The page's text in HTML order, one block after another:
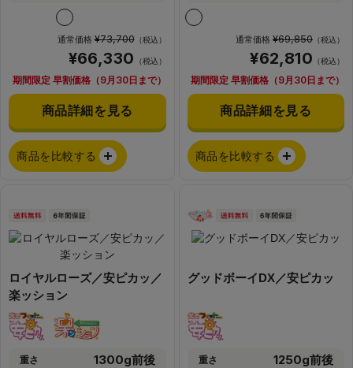
通常価格¥73,700（税込）
¥66,330 （税込）
期間限定 早割価格（9月30日まで）
商品詳細を見る
商品を比較する
通常価格 ¥69,850 （税込）
¥62,810 （税込）
期間限定 早割価格（9月30日まで）
商品詳細を見る
商品を比較する
ロイヤルローズ／安ピカッ／
楽ッション
重さ 1300g前後
グッドボーイDX／安ピカッ
重さ 1250g前後